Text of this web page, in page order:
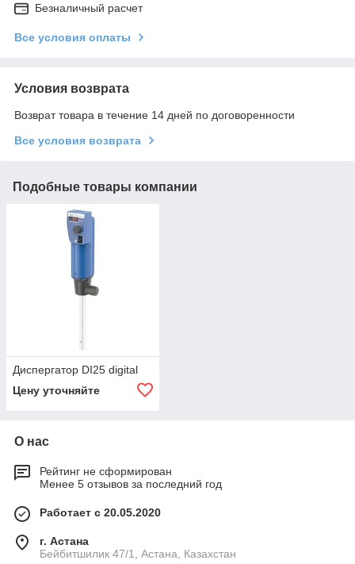
Безналичный расчет
Все условия оплаты
Условия возврата
Возврат товара в течение 14 дней по договоренности
Все условия возврата
Подобные товары компании
Диспергатор DI25 digital
Цену уточняйте
О нас
Рейтинг не сформирован
Менее 5 отзывов за последний год
Работает с 20.05.2020
г. Астана
Бейбитшилик 47/1, Астана, Казахстан